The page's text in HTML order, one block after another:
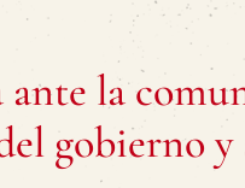
la
gobierno